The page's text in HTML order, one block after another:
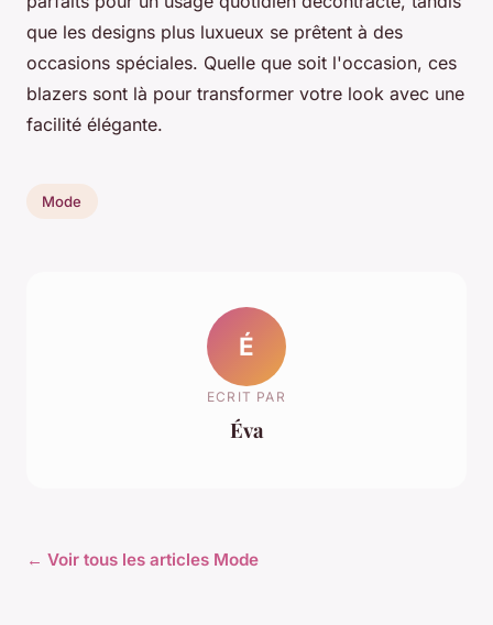
que les designs plus luxueux se prêtent à des
occasions spéciales. Quelle que soit l'occasion, ces
blazers sont là pour transformer votre look avec une
facilité élégante.
Mode
É
ECRIT PAR
Éva
← Voir tous les articles Mode